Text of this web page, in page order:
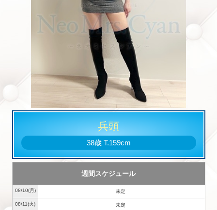
兵頭
38歳 T.159cm
週間スケジュール
08/10(月)
08/11(火)
未定
未定